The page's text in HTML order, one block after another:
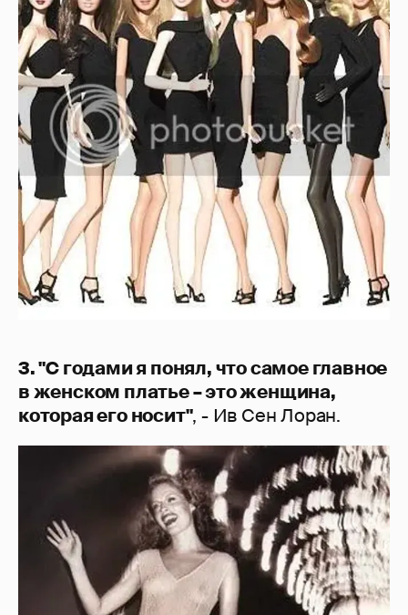
3. "С годами я понял, что самое главное
в женском платье – это женщина,
которая его носит", - Ив Сен Лоран.